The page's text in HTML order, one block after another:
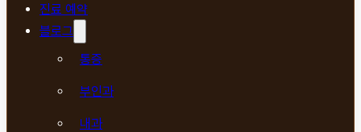
진료 예약
블로그
통증
부인과
내과